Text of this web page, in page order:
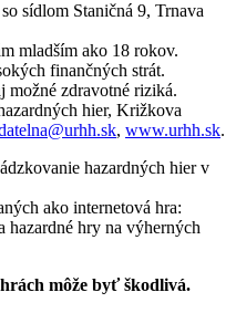
sídlom Staničná 9, Trnava
mladším ako 18 rokov.
finančných strát.
možné zdravotné riziká.
hier, Križkova
, www.urhh.sk.
hazardných hier v
ako internetová hra:
hazardné hry na výherných
môže byť škodlivá.